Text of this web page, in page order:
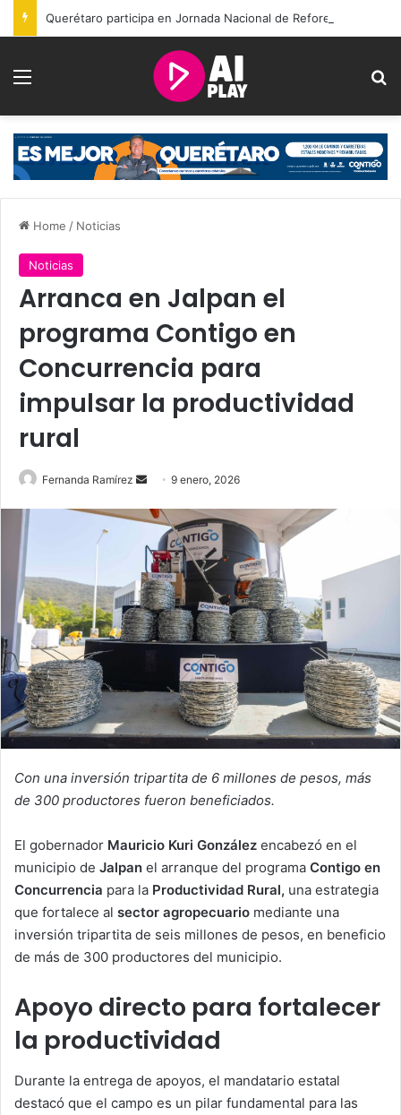
Menu
Home / Noticias
Noticias
Arranca en Jalpan el
programa Contigo en
Concurrencia para
impulsar la productividad
rural
Fernanda Ramírez
Send
email
9 enero, 2026
Con una inversión tripartita de 6 millones de pesos, más
de 300 productores fueron beneficiados.
El gobernador Mauricio Kuri González encabezó en el
municipio de Jalpan el arranque del programa Contigo en
Concurrencia para la Productividad Rural, una estrategia
que fortalece al sector agropecuario mediante una
inversión tripartita de seis millones de pesos, en beneficio
de más de 300 productores del municipio.
Apoyo directo para fortalecer
la productividad
Durante la entrega de apoyos, el mandatario estatal
destacó que el campo es un pilar fundamental para las